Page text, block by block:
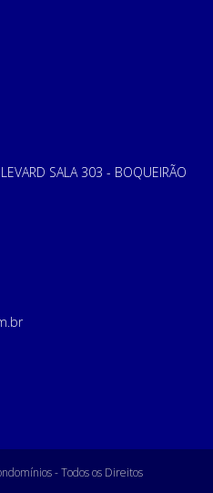
SALA 303 - BOQUEIRÃO
- Todos os Direitos